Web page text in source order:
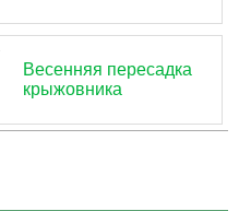
Весенняя пересадка
крыжовника